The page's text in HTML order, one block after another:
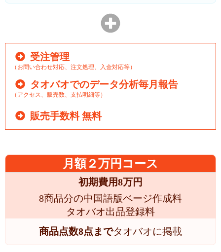
受注管理
（お問い合わせ対応、注文処理、入金対応等）
タオバオでのデータ分析毎月報告
（アクセス、販売数、支払明細等）
販売手数料 無料
月額２万円コース
初期費用8万円
8商品分の中国語版ページ作成料
タオバオ出品登録料
商品点数8点までタオバオに掲載